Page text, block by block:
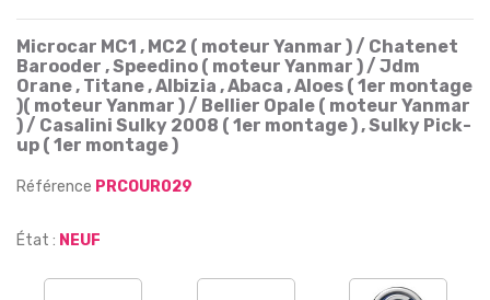
Microcar MC1 , MC2 ( moteur Yanmar ) / Chatenet
Barooder , Speedino ( moteur Yanmar ) / Jdm
Orane , Titane , Albizia , Abaca , Aloes ( 1er montage
)( moteur Yanmar ) / Bellier Opale ( moteur Yanmar
) / Casalini Sulky 2008 ( 1er montage ) , Sulky Pick-
up ( 1er montage )
Référence PRCOUR029
État : NEUF